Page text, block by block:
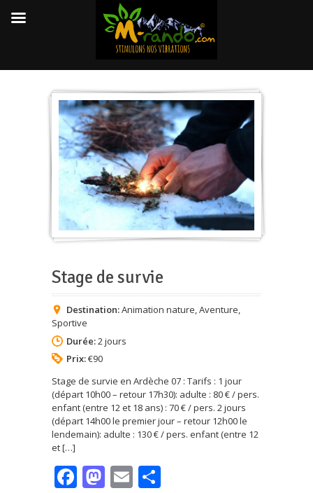
Stage de survie
Destination:Animation nature,Aventure,
Sportive
Durée:2 jours
Prix:€90
Stage de survie en Ardèche 07 : Tarifs : 1 jour
(départ 10h00 – retour 17h30): adulte : 80 € / pers.
enfant (entre 12 et 18 ans) : 70 € / pers. 2 jours
(départ 14h00 le premier jour – retour 12h00 le
lendemain): adulte : 130 € / pers. enfant (entre 12
et […]
Facebook
Mastodon
Email